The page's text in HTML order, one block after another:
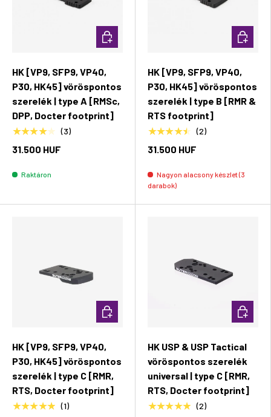
HK [VP9, SFP9, VP40,
P30, HK45] vöröspontos
szerelék | type A [RMSc,
DPP, Docter footprint]
★★★★★ (3)
31.500 HUF
Raktáron
Kosárba rakás
HK [VP9, SFP9, VP40,
P30, HK45] vöröspontos
szerelék | type B [RMR &
RTS footprint]
★★★★★ (2)
31.500 HUF
Nagyon alacsony készlet (3
darabok)
HK [VP9, SFP9, VP40,
P30, HK45] vöröspontos
szerelék | type C [RMR,
RTS, Docter footprint]
★★★★★ (1)
Kosárba rakás
HK USP & USP Tactical
vöröspontos szerelék
universal | type C [RMR,
RTS, Docter footprint]
★★★★★ (2)